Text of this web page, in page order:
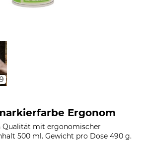
Ergonom
Qualität mit ergonomischer
500 ml. Gewicht pro Dose 490 g.